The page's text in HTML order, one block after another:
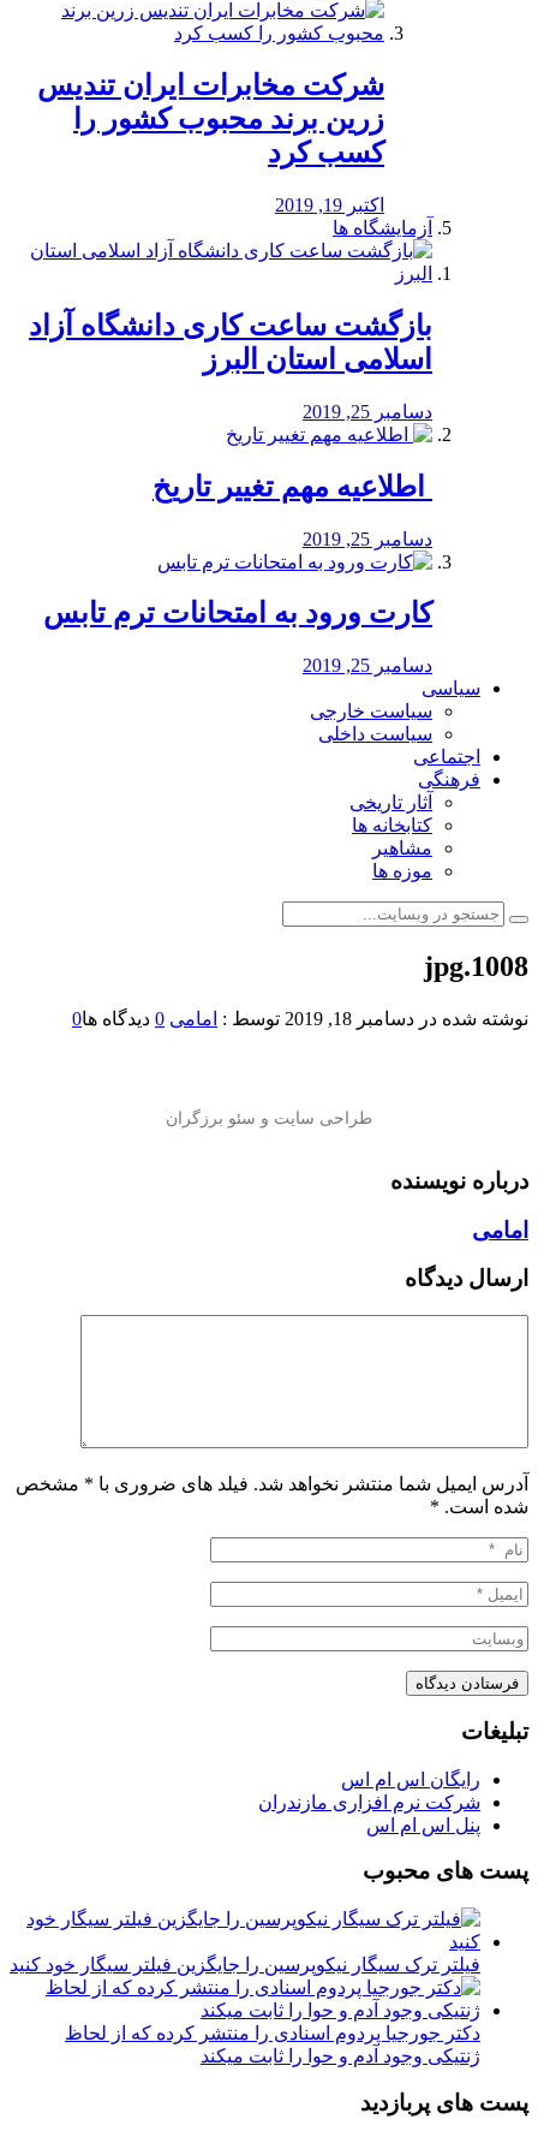
شرکت مخابرات ایران تندیس
زرین برند محبوب کشور را
کسب کرد
اکتبر 19, 2019
آزمایشگاه ها
بازگشت ساعت کاری دانشگاه آزاد
اسلامی استان البرز
دسامبر 25, 2019
️ اطلاعیه مهم تغییر تاریخ
دسامبر 25, 2019
کارت ورود به امتحانات ترم تابس
دسامبر 25, 2019
سیاسی
سیاست خارجی
سیاست داخلی
اجتماعی
فرهنگی
آثار تاریخی
کتابخانه ها
مشاهیر
موزه ها
1008.jpg
نوشته شده در دسامبر 18, 2019 توسط : امامی 0 دیدگاه ها0
درباره نویسنده
امامی
ارسال دیدگاه
آدرس ایمیل شما منتشر نخواهد شد. فیلد های ضروری با * مشخص
شده است. *
تبلیغات
رایگان اس ام اس
شرکت نرم افزاری مازندران
پنل اس ام اس
پست های محبوب
فیلتر ترک سیگار نیکوپرسین را جایگزین فیلتر سیگار خود کنید
دکتر جورجیا پردوم اسنادی را منتشر کرده که از لحاظ
ژنتیکی وجود آدم و حوا را ثابت میکند
پست های پربازدید